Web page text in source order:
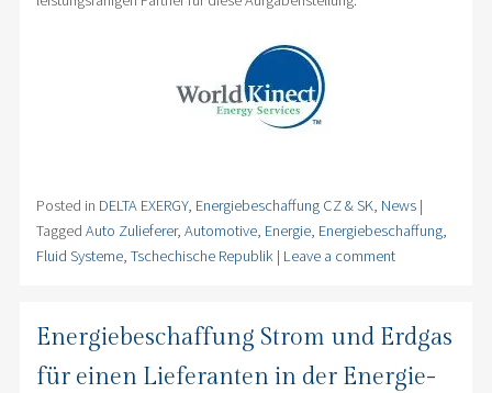
Posted in DELTA EXERGY, Energiebeschaffung CZ & SK, News |
Tagged Auto Zulieferer, Automotive, Energie, Energiebeschaffung,
Fluid Systeme, Tschechische Republik | Leave a comment
Energiebeschaffung Strom und Erdgas
für einen Lieferanten in der Energie-